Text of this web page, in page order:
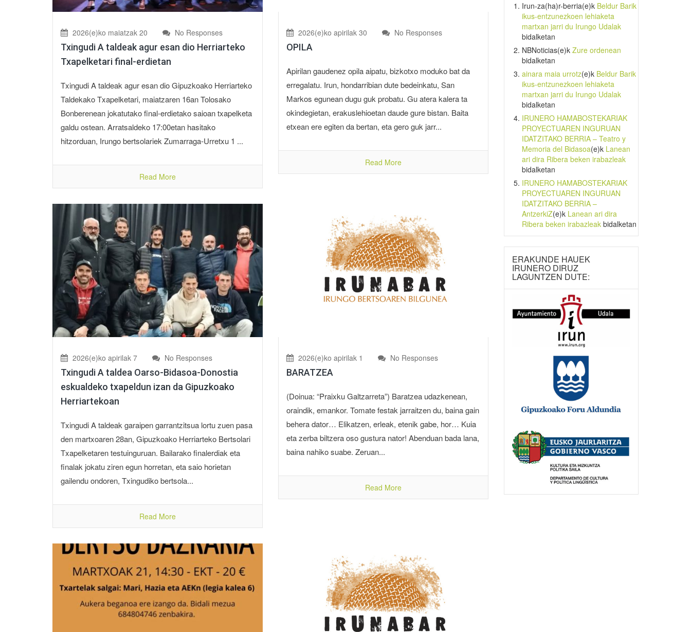
2026(e)ko maiatzak 20 No Responses
Txingudi A taldeak agur esan dio Herriarteko
Txapelketari final-erdietan
Txingudi A taldeak agur esan dio Gipuzkoako Herriarteko
Taldekako Txapelketari, maiatzaren 16an Tolosako
Bonberenean jokatutako final-erdietako saioan txapelketa
galdu ostean. Arratsaldeko 17:00etan hasitako
hitzorduan, Irungo bertsolariek Zumarraga-Urretxu 1 ...
Read More
2026(e)ko apirilak 30 No Responses
OPILA
Apirilan gaudenez opila aipatu, bizkotxo moduko bat da
erregalatu. Irun, hondarribian dute bedeinkatu, San
Markos egunean dugu guk probatu. Gu atera kalera ta
okindegietan, erakuslehioetan daude gure bistan. Baita
etxean ere egiten da bertan, eta gero guk jarr...
Read More
2026(e)ko apirilak 7 No Responses
Txingudi A taldea Oarso-Bidasoa-Donostia
eskualdeko txapeldun izan da Gipuzkoako
Herriartekoan
Txingudi A taldeak garaipen garrantzitsua lortu zuen pasa
den martxoaren 28an, Gipuzkoako Herriarteko Bertsolari
Txapelketaren testuinguruan. Bailarako finalerdiak eta
finalak jokatu ziren egun horretan, eta saio horietan
gailendu ondoren, Txingudiko bertsola...
Read More
2026(e)ko apirilak 1 No Responses
BARATZEA
(Doinua: “Praixku Galtzarreta”) Baratzea udazkenean,
oraindik, emankor. Tomate festak jarraitzen du, baina gain
behera dator… Elikatzen, erleak, etenik gabe, hor… Kuia
eta zerba biltzera oso gustura nator! Abenduan bada lana,
baina nahiko suabe. Zeruan...
Read More
Irun-za(ha)r-berria(e)k Beldur Barik
ikus-entzunezkoen lehiaketa
martxan jarri du Irungo Udalak
bidalketan
NBNoticias(e)k Zure ordenean
bidalketan
ainara maia urrotz(e)k Beldur Barik
ikus-entzunezkoen lehiaketa
martxan jarri du Irungo Udalak
bidalketan
IRUNERO HAMABOSTEKARIAK
PROYECTUAREN INGURUAN
IDATZITAKO BERRIA – Teatro y
Memoria del Bidasoa(e)k Lanean
ari dira Ribera beken irabazleak
bidalketan
IRUNERO HAMABOSTEKARIAK
PROYECTUAREN INGURUAN
IDATZITAKO BERRIA –
AntzerkiZ(e)k Lanean ari dira
Ribera beken irabazleakbidalketan
ERAKUNDE HAUEK
IRUNERO DIRUZ
LAGUNTZEN DUTE: